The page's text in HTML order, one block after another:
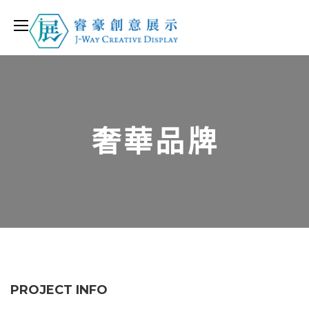
奢華品牌
PROJECT INFO